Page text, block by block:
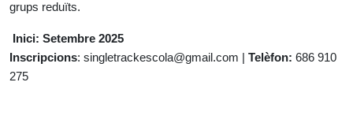
grups reduïts.
Inici: Setembre 2025
Inscripcions: singletrackescola@gmail.com | Telèfon: 686 910
275